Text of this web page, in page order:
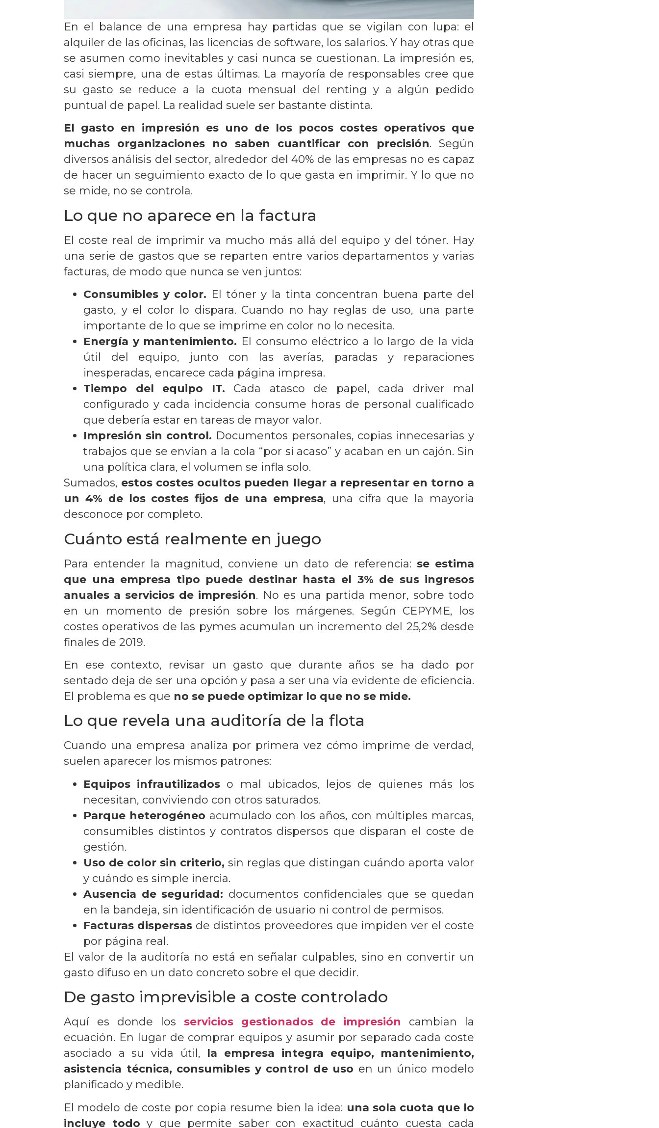
En el balance de una empresa hay partidas que se vigilan con lupa: el
alquiler de las oficinas, las licencias de software, los salarios. Y hay otras que
se asumen como inevitables y casi nunca se cuestionan. La impresión es,
casi siempre, una de estas últimas. La mayoría de responsables cree que
su gasto se reduce a la cuota mensual del renting y a algún pedido
puntual de papel. La realidad suele ser bastante distinta.
El gasto en impresión es uno de los pocos costes operativos que
muchas organizaciones no saben cuantificar con precisión. Según
diversos análisis del sector, alrededor del 40% de las empresas no es capaz
de hacer un seguimiento exacto de lo que gasta en imprimir. Y lo que no
se mide, no se controla.
Lo que no aparece en la factura
El coste real de imprimir va mucho más allá del equipo y del tóner. Hay
una serie de gastos que se reparten entre varios departamentos y varias
facturas, de modo que nunca se ven juntos:
Consumibles y color. El tóner y la tinta concentran buena parte del
gasto, y el color lo dispara. Cuando no hay reglas de uso, una parte
importante de lo que se imprime en color no lo necesita.
Energía y mantenimiento. El consumo eléctrico a lo largo de la vida
útil del equipo, junto con las averías, paradas y reparaciones
inesperadas, encarece cada página impresa.
Tiempo del equipo IT. Cada atasco de papel, cada driver mal
configurado y cada incidencia consume horas de personal cualificado
que debería estar en tareas de mayor valor.
Impresión sin control. Documentos personales, copias innecesarias y
trabajos que se envían a la cola “por si acaso” y acaban en un cajón. Sin
una política clara, el volumen se infla solo.
Sumados, estos costes ocultos pueden llegar a representar en torno a
un 4% de los costes fijos de una empresa, una cifra que la mayoría
desconoce por completo.
Cuánto está realmente en juego
Para entender la magnitud, conviene un dato de referencia: se estima
que una empresa tipo puede destinar hasta el 3% de sus ingresos
anuales a servicios de impresión. No es una partida menor, sobre todo
en un momento de presión sobre los márgenes. Según CEPYME, los
costes operativos de las pymes acumulan un incremento del 25,2% desde
finales de 2019.
En ese contexto, revisar un gasto que durante años se ha dado por
sentado deja de ser una opción y pasa a ser una vía evidente de eficiencia.
El problema es que no se puede optimizar lo que no se mide.
Lo que revela una auditoría de la flota
Cuando una empresa analiza por primera vez cómo imprime de verdad,
suelen aparecer los mismos patrones:
Equipos infrautilizados o mal ubicados, lejos de quienes más los
necesitan, conviviendo con otros saturados.
Parque heterogéneo acumulado con los años, con múltiples marcas,
consumibles distintos y contratos dispersos que disparan el coste de
gestión.
Uso de color sin criterio, sin reglas que distingan cuándo aporta valor
y cuándo es simple inercia.
Ausencia de seguridad: documentos confidenciales que se quedan
en la bandeja, sin identificación de usuario ni control de permisos.
Facturas dispersasde distintos proveedores que impiden ver el coste
por página real.
El valor de la auditoría no está en señalar culpables, sino en convertir un
gasto difuso en un dato concreto sobre el que decidir.
De gasto imprevisible a coste controlado
Aquí es donde los servicios gestionados de impresión cambian la
ecuación. En lugar de comprar equipos y asumir por separado cada coste
asociado a su vida útil, la empresa integra equipo, mantenimiento,
asistencia técnica, consumibles y control de uso en un único modelo
planificado y medible.
El modelo de coste por copia resume bien la idea: una sola cuota que lo
incluye todo y que permite saber con exactitud cuánto cuesta cada